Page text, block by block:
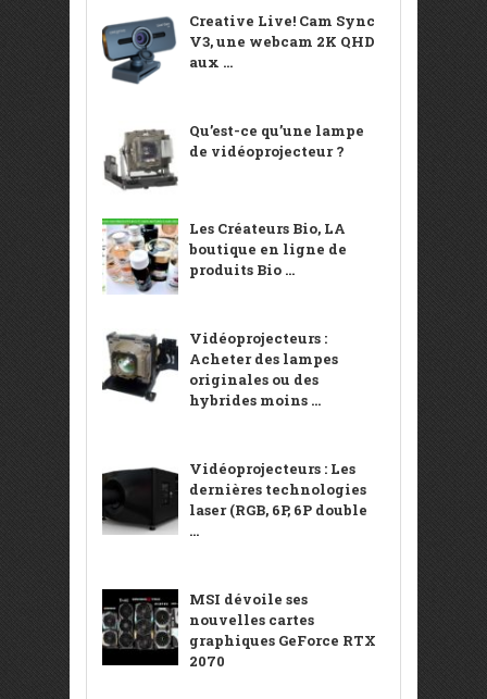
Creative Live! Cam Sync
V3, une webcam 2K QHD
aux ...
Qu’est-ce qu’une lampe
de vidéoprojecteur ?
Les Créateurs Bio, LA
boutique en ligne de
produits Bio ...
Vidéoprojecteurs :
Acheter des lampes
originales ou des
hybrides moins ...
Vidéoprojecteurs : Les
dernières technologies
laser (RGB, 6P, 6P double
...
MSI dévoile ses
nouvelles cartes
graphiques GeForce RTX
2070